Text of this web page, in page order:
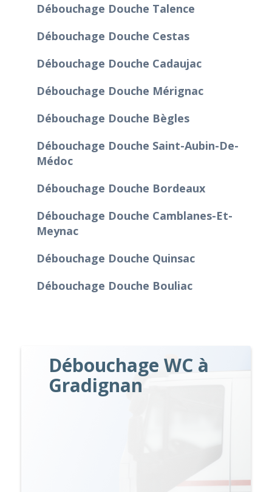
Débouchage Douche Talence
Débouchage Douche Cestas
Débouchage Douche Cadaujac
Débouchage Douche Mérignac
Débouchage Douche Bègles
Débouchage Douche Saint-Aubin-De-
Médoc
Débouchage Douche Bordeaux
Débouchage Douche Camblanes-Et-
Meynac
Débouchage Douche Quinsac
Débouchage Douche Bouliac
Débouchage WC à
Gradignan